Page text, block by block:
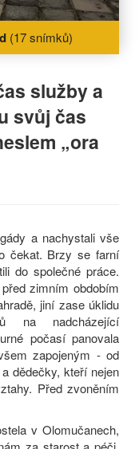
(17 snímků)
služby a
svůj čas
„ora
a nachystali vše
čekat. Brzy se farní
do společné práce.
zimním obdobím
jiní zase úklidu
na nadcházející
počasí panovala
zapojeným - od
dědečky, kteří nejen
Před zvoněním
v Olomučanech,